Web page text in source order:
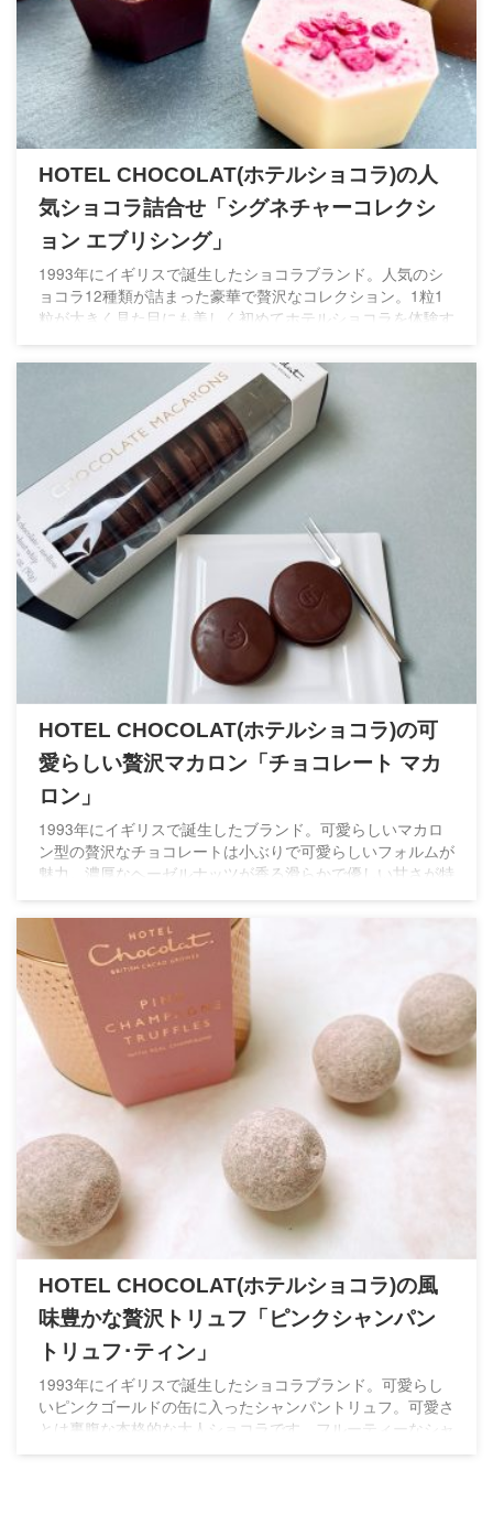
HOTEL CHOCOLAT(ホテルショコラ)の人
気ショコラ詰合せ「シグネチャーコレクシ
ョン エブリシング」
1993年にイギリスで誕生したショコラブランド。人気のシ
ョコラ12種類が詰まった豪華で贅沢なコレクション。1粒1
粒が大きく見た目にも美しく初めてホテルショコラを体験す
ったりです。
HOTEL CHOCOLAT(ホテルショコラ)の可
愛らしい贅沢マカロン「チョコレート マカ
ロン」
1993年にイギリスで誕生したブランド。可愛らしいマカロ
ン型の贅沢なチョコレートは小ぶりで可愛らしいフォルムが
魅力。濃厚なヘーゼルナッツが香る滑らかで優しい甘さが特
HOTEL CHOCOLAT(ホテルショコラ)の風
味豊かな贅沢トリュフ「ピンクシャンパン
トリュフ･ティン」
1993年にイギリスで誕生したショコラブランド。可愛らし
いピンクゴールドの缶に入ったシャンパントリュフ。可愛さ
とは裏腹な本格的な大人ショコラです。フルーティーなシャ